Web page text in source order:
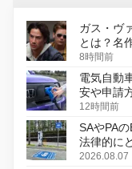
ガス・ヴ
とは？名
初のデジ
8時間前
電気自動
安や申請
12時間前
SAやPA
法律的に
2026.08.07